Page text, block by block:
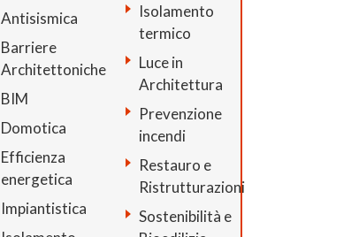
Antisismica
Barriere
Architettoniche
BIM
Domotica
Efficienza
energetica
Impiantistica
Isolamento
termico
Luce in
Architettura
Prevenzione
incendi
Restauro e
Ristrutturazioni
Sostenibilità e